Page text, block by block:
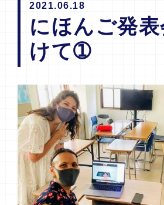
2021.06.18
にほんご発表
けて➀